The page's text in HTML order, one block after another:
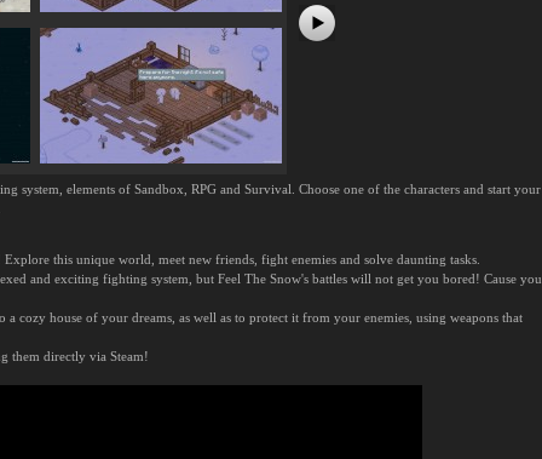
system, elements of Sandbox, RPG and Survival. Choose one of the characters and start your
this unique world, meet new friends, fight enemies and solve daunting tasks.
and exciting fighting system, but Feel The Snow's battles will not get you bored! Cause you
cozy house of your dreams, as well as to protect it from your enemies, using weapons that
them directly via Steam!